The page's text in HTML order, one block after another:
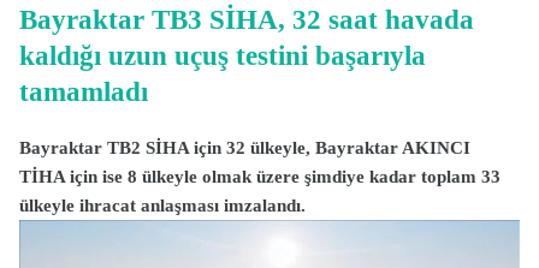
Bayraktar TB3 SİHA, 32 saat havada
kaldığı uzun uçuş testini başarıyla
tamamladı
Bayraktar TB2 SİHA için 32 ülkeyle, Bayraktar AKINCI
TİHA için ise 8 ülkeyle olmak üzere şimdiye kadar toplam 33
ülkeyle ihracat anlaşması imzalandı.